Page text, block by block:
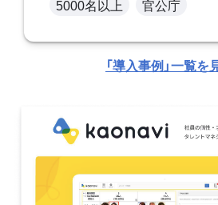
5000名以上 官公庁
「導入事例」一覧を